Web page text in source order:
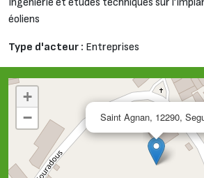
éoliens
Type d'acteur : Entreprises
Saint Agnan, 12290,
+
−